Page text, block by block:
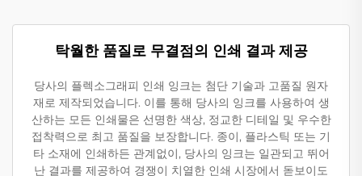
탁월한 품질로 무결점의 인쇄 결과 제공
당사의 플렉소그래피 인쇄 잉크는 첨단 기술과 고품질 원자
재로 제작되었습니다. 이를 통해 당사의 잉크를 사용하여 생
산하는 모든 인쇄물은 선명한 색상, 정교한 디테일 및 우수한
접착력으로 최고 품질을 보장합니다. 종이, 플라스틱 또는 기
타 소재에 인쇄하든 관계없이, 당사의 잉크는 일관되고 뛰어
난 결과를 제공하여 경쟁이 치열한 인쇄 시장에서 돋보이도